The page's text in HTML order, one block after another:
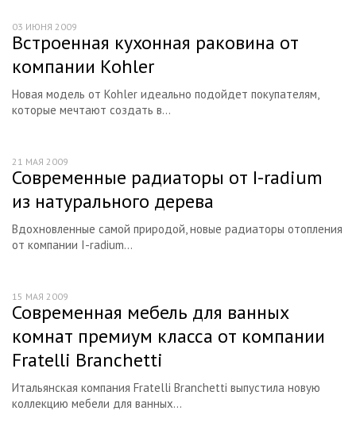
Встроенная кухонная раковина от
компании Kohler
Новая модель от Kohler идеально подойдет покупателям,
которые мечтают создать в...
03 ИЮНЯ 2009
Современные радиаторы от I-radium
из натурального дерева
Вдохновленные самой природой, новые радиаторы отопления
от компании I-radium...
21 МАЯ 2009
Современная мебель для ванных
комнат премиум класса от компании
Fratelli Branchetti
Итальянская компания Fratelli Branchetti выпустила новую
коллекцию мебели для ванных...
15 МАЯ 2009